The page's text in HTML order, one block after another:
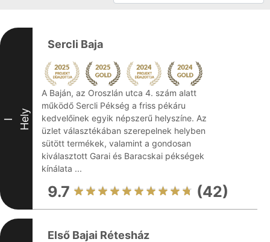
I Hely
Sercli Baja
A Baján, az Oroszlán utca 4. szám alatt
működő Sercli Pékség a friss pékáru
kedvelőinek egyik népszerű helyszíne. Az
üzlet választékában szerepelnek helyben
sütött termékek, valamint a gondosan
kiválasztott Garai és Baracskai pékségek
kínálata ...
9.7 (42)
Első Bajai Rétesház